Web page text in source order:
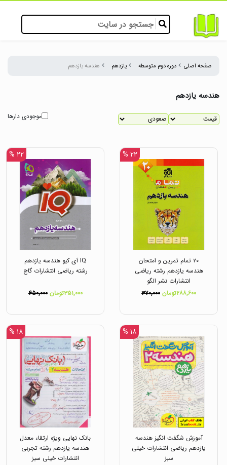
صفحه اصلی دوره دوم متوسطه یازدهم هندسه یازدهم
هندسه یازدهم
موجودی دارها
۲۲ %
۲۰ تمام تمرین و امتحان
هندسه یازدهم رشته ریاضی
انتشارات نشر الگو
۲۸۸,۶۰۰تومان
۳۷۰,۰۰۰
۲۲ %
IQ آی کیو هندسه یازدهم
رشته ریاضی انتشارات گاج
۳۵۱,۰۰۰تومان ۴۵۰,۰۰۰
۱۸ %
آموزش شگفت انگیز هندسه
یازدهم ریاضی انتشارات خیلی
سبز
۱۸ %
بانک نهایی ویژه ارتقاء معدل
هندسه یازدهم رشته تجربی
انتشارات خیلی سبز